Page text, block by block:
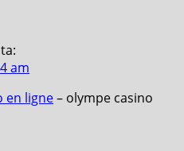
am
en ligne– olympe casino